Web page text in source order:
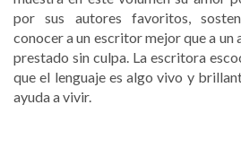
por sus autores favoritos,
conocer a un escritor mejor que a un
prestado sin culpa. La escritora
que el lenguaje es algo vivo y
ayuda a vivir.